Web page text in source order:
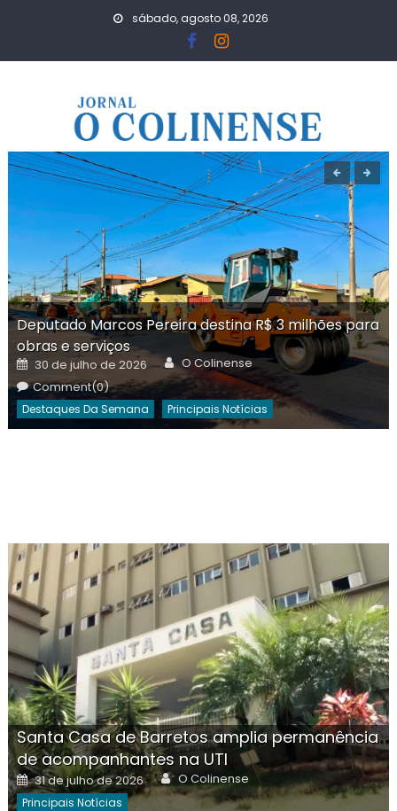
sábado, agosto 08, 2026
Deputado Marcos Pereira destina R$ 3 milhões para
obras e serviços
Posted
on
30 de julho de 2026 Author
O Colinense
Comment(0)
Destaques Da Semana Principais Notícias
Santa Casa de Barretos amplia permanência
de acompanhantes na UTI
Posted
on
31 de julho de 2026 Author
O Colinense
Principais Notícias